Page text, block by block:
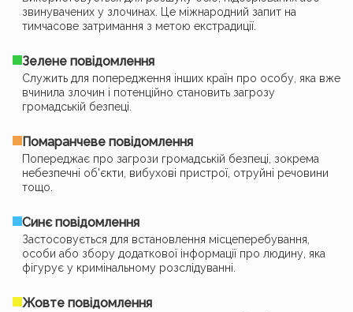
звинувачених у злочинах. Це міжнародний запит на
тимчасове затримання з метою екстрадиції.
Зелене повідомлення
Служить для попередження інших країн про особу, яка вже
вчинила злочин і потенційно становить загрозу
громадській безпеці.
Помаранчеве повідомлення
Попереджає про загрози громадській безпеці, зокрема
небезпечні об'єкти, вибухові пристрої, отруйні речовини
тощо.
Синє повідомлення
Застосовується для встановлення місцеперебування,
особи або збору додаткової інформації про людину, яка
фігурує у кримінальному розслідуванні.
Жовте повідомлення